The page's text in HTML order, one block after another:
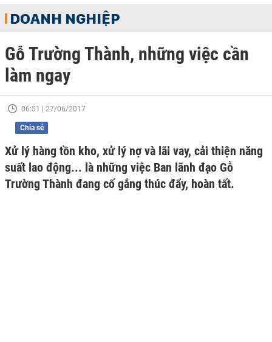
DOANH NGHIỆP
Gỗ Trường Thành, những việc cần
làm ngay
06:51 | 27/06/2017
Chia sẻ
Xử lý hàng tồn kho, xử lý nợ và lãi vay, cải thiện năng
suất lao động... là những việc Ban lãnh đạo Gỗ
Trường Thành đang cố gắng thúc đẩy, hoàn tất.